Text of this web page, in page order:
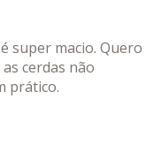
super macio. Quero
cerdas não
prático.